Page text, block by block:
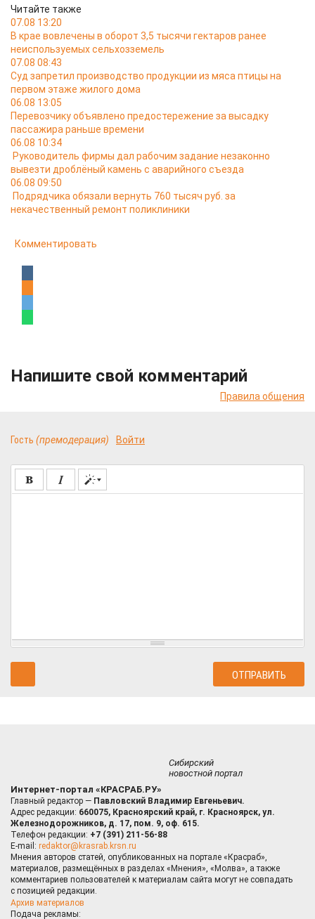
Читайте также
07.08 13:20
В крае вовлечены в оборот 3,5 тысячи гектаров ранее
неиспользуемых сельхозземель
07.08 08:43
Суд запретил производство продукции из мяса птицы на
первом этаже жилого дома
06.08 13:05
Перевозчику объявлено предостережение за высадку
пассажира раньше времени
06.08 10:34
Руководитель фирмы дал рабочим задание незаконно
вывезти дроблёный камень с аварийного съезда
06.08 09:50
Подрядчика обязали вернуть 760 тысяч руб. за
некачественный ремонт поликлиники
Комментировать
Напишите свой комментарий
Правила общения
Гость (премодерация) Войти
Сибирский
новостной портал
Интернет-портал «КРАСРАБ.РУ»
Главный редактор — Павловский Владимир Евгеньевич.
Адрес редакции: 660075, Красноярский край, г. Красноярск, ул.
Железнодорожников, д. 17, пом. 9, оф. 615.
Телефон редакции: +7 (391) 211-56-88
E-mail: redaktor@krasrab.krsn.ru
Мнения авторов статей, опубликованных на портале «Красраб»,
материалов, размещённых в разделах «Мнения», «Молва», а также
комментариев пользователей к материалам сайта могут не совпадать
с позицией редакции.
Архив материалов
Подача рекламы: